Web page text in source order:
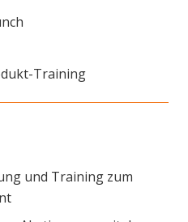
Training
und Training zum